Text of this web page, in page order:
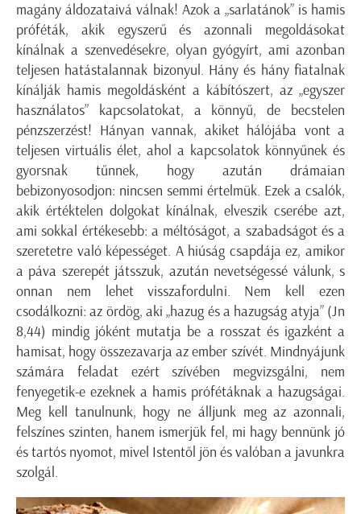
magány áldozataivá válnak! Azok a „sarlatánok” is hamis
próféták, akik egyszerű és azonnali megoldásokat
kínálnak a szenvedésekre, olyan gyógyírt, ami azonban
teljesen hatástalannak bizonyul. Hány és hány fiatalnak
kínálják hamis megoldásként a kábítószert, az „egyszer
használatos” kapcsolatokat, a könnyű, de becstelen
pénzszerzést! Hányan vannak, akiket hálójába vont a
teljesen virtuális élet, ahol a kapcsolatok könnyűnek és
gyorsnak tűnnek, hogy azután drámaian
bebizonyosodjon: nincsen semmi értelmük. Ezek a csalók,
akik értéktelen dolgokat kínálnak, elveszik cserébe azt,
ami sokkal értékesebb: a méltóságot, a szabadságot és a
szeretetre való képességet. A hiúság csapdája ez, amikor
a páva szerepét játsszuk, azután nevetségessé válunk, s
onnan nem lehet visszafordulni. Nem kell ezen
csodálkozni: az ördög, aki „hazug és a hazugság atyja” (Jn
8,44) mindig jóként mutatja be a rosszat és igazként a
hamisat, hogy összezavarja az ember szívét. Mindnyájunk
számára feladat ezért szívében megvizsgálni, nem
fenyegetik-e ezeknek a hamis prófétáknak a hazugságai.
Meg kell tanulnunk, hogy ne álljunk meg az azonnali,
felszínes szinten, hanem ismerjük fel, mi hagy bennünk jó
és tartós nyomot, mivel Istentől jön és valóban a javunkra
szolgál.